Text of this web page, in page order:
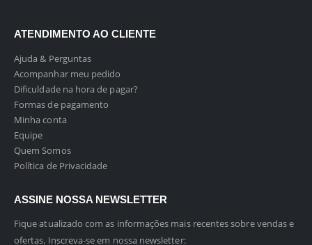
ATENDIMENTO AO CLIENTE
Ajuda & Perguntas
Acompanhar meu pedido
Dificuldade na hora de pagar?
Formas de pagamento
Minha conta
Equipe
Quem Somos
Política de Privacidade
ASSINE NOSSA NEWSLETTER
Fique atualizado com as informações mais recentes sobre vendas e
ofertas. Inscreva-se em nossa newsletter: